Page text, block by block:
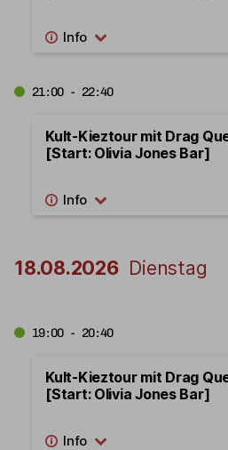
21:00 - 22:40
Kult-Kieztour mit Drag
[Start: Olivia Jones Bar]
18.08.2026 Dienstag
19:00 - 20:40
Kult-Kieztour mit Drag
[Start: Olivia Jones Bar]